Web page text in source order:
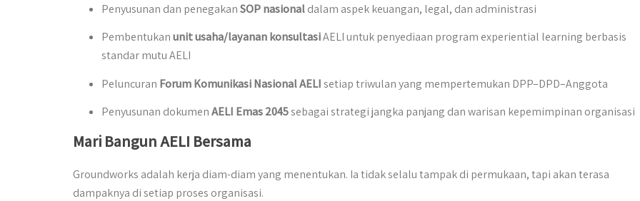
Penyusunan dan penegakanSOP nasionaldalam aspek keuangan, legal, dan administrasi
Pembentukanunit usaha/layanan konsultasiAELI untuk penyediaan program experiential learning berbasis
standar mutu AELI
Peluncuran Forum Komunikasi Nasional AELIsetiap triwulan yang mempertemukan DPP–DPD–Anggota
Penyusunan dokumenAELI Emas 2045sebagai strategi jangka panjang dan warisan kepemimpinan organisasi
Mari Bangun AELI Bersama
Groundworks adalah kerja diam-diam yang menentukan. Ia tidak selalu tampak di permukaan, tapi akan terasa
dampaknya di setiap proses organisasi.